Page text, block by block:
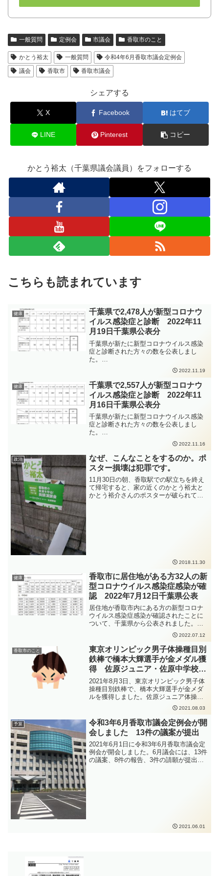
一般質問 定例会 市議会 香取市のこと
かとう裕太 一般質問
令和4年6月香取市議会定例会
議会
香取市 香取市議会
シェアする
X Facebook はてブ
LINE Pinterest コピー
かとう裕太（千葉県議会議員）をフォローする
こちらも読まれています
健康
千葉県で2,478人が新型コロナウ
イルス感染症と診断 2022年11
月19日千葉県公表分
千葉県が新たに新型コロナウイルス感染
症と診断された方々の数を公表しまし
た。
https://www.pref.chiba.lg.jp/shippei/press/
2022/ncov20221119-1.html発生届出の対
象となる方は、以下の要件にあてはまる
方、となります。65歳以上の方入院を要
する方重症化リスクがあり、かつ、新型
コロナ治療薬の投与が必要な方又は重症
化リスクがあり、かつ、新型コロナ罹患
により新たに酸素投与が必要な方妊娠さ
れている方新型コロナウイルス感染症の
感染拡大防止のため、手洗いの徹底、人
と人との距離をできるだけ2m以上（最低
1m以上）取ること、会話をするときはマ
スクを着用すること、密集・密接・密閉
を避けることなどの感染症対策をしっか
りと行っていただくよう、お願いいたし
ます。
2022.11.19
健康
千葉県で2,557人が新型コロナウ
イルス感染症と診断 2022年11
月16日千葉県公表分
千葉県が新たに新型コロナウイルス感染
症と診断された方々の数を公表しまし
た。
https://www.pref.chiba.lg.jp/shippei/press/
2022/ncov20221116-1.html発生届出の対
象となる方は、以下の要件にあてはまる
方、となります。65歳以上の方入院を要
する方重症化リスクがあり、かつ、新型
コロナ治療薬の投与が必要な方又は重症
化リスクがあり、かつ、新型コロナ罹患
により新たに酸素投与が必要な方妊娠さ
2022.11.16
政治
なぜ、こんなことをするのか。ポ
スター損壊は犯罪です。
11月30日の朝、香取駅での駅立ちを終え
て帰宅すると、家の近くのかとう裕太と
かとう裕介さんのポスターが破られてい
2018.11.30
健康
香取市に居住地がある方32人の新
型コロナウイルス感染症感染が確
認 2022年7月12日千葉県公表
居住地が香取市内にある方の新型コロナ
ウイルス感染症感染が確認されたことに
ついて、千葉県から公表されました。新
型コロナウイルス感染症の感染拡大防止
のため、手洗いの徹底、人と人との距離
をできるだけ2m以上（最低1m以上）取
ること、会話をするときはマスクを着用
すること、密集・密接・密閉を避けるこ
となどの感染症対策をしっかりと行って
いただくよう、お願いいたします。
2022.07.12
香取市のこと
東京オリンピック男子体操種目別
鉄棒で橋本大輝選手が金メダル獲
得 佐原ジュニア・佐原中学校出
身
2021年8月3日、東京オリンピック男子体
操種目別鉄棒で、橋本大輝選手が金メダ
ルを獲得しました。佐原ジュニア体操ク
ラブ・佐原中学校出身の橋本大輝選手が
鉄棒で出場選手中唯一の15点台の演技を
見せてくれました。個人総合に引き続い
ての金メダル、おめでとうございます！
2021.08.03
予算
令和3年6月香取市議会定例会が開
会しました 13件の議案が提出
2021年6月1日に令和3年6月香取市議会定
例会が開会しました。6月議会には、13件
の議案、8件の報告、3件の請願が提出さ
2021.06.01